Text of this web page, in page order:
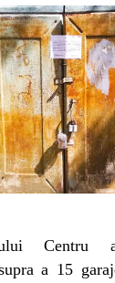
Centru
a 15